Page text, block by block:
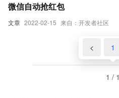
文章 2022-02-15 来自：开发者社区
微信自动抢红包
< 1
1 / 1